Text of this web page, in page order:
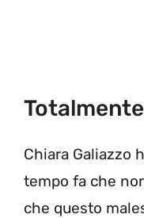
Chiara Galiazzo
tempo fa che
che questo